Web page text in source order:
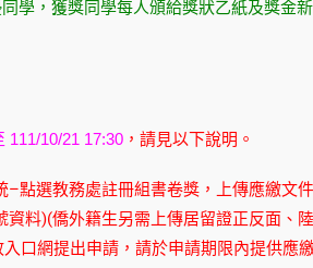
學，獲獎同學每人頒給獎狀乙紙及獎金
111/10/21 17:30 ，請見以下說明。
點選教務處註冊組書卷獎，上傳應繳文
料)(僑外籍生另需上傳居留證正反面、
口網提出申請，請於申請期限內提供應